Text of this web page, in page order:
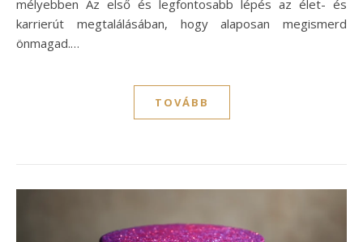
mélyebben Az első és legfontosabb lépés az élet- és
karrierút megtalálásában, hogy alaposan megismerd
önmagad.…
TOVÁBB